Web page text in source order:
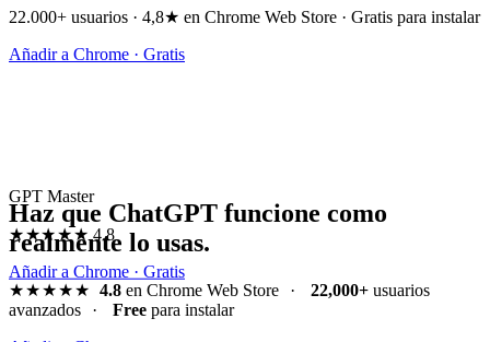
22.000+ usuarios · 4,8★ en Chrome Web Store · Gratis para instalar
Añadir a Chrome · Gratis
GPT Master
★★★★★ 4.8
Añadir a Chrome · Gratis
Haz que ChatGPT funcione como
realmente lo usas.
★★★★★ 4.8en Chrome Web Store · 22,000+usuarios
avanzados
· Free para instalar